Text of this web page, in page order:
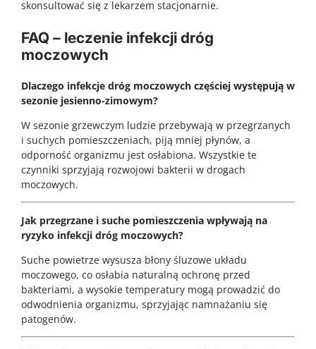
skonsultować się z lekarzem stacjonarnie.
FAQ – leczenie infekcji dróg
moczowych
Dlaczego infekcje dróg moczowych częściej występują w
sezonie jesienno-zimowym?
W sezonie grzewczym ludzie przebywają w przegrzanych
i suchych pomieszczeniach, piją mniej płynów, a
odporność organizmu jest osłabiona. Wszystkie te
czynniki sprzyjają rozwojowi bakterii w drogach
moczowych.
Jak przegrzane i suche pomieszczenia wpływają na
ryzyko infekcji dróg moczowych?
Suche powietrze wysusza błony śluzowe układu
moczowego, co osłabia naturalną ochronę przed
bakteriami, a wysokie temperatury mogą prowadzić do
odwodnienia organizmu, sprzyjając namnażaniu się
patogenów.